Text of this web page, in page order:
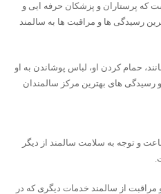
که پرستاران و پزشکان حرفه ایی و
رسیدگی ها و مراقبت ها به سالمند
حمام کردن او، لباس پوشاندن به او
رسیدگی های بهترین مرکز سالمندان
و توجه به سلامت سالمند از دیگر
از سالمند خدمات دیگری که در